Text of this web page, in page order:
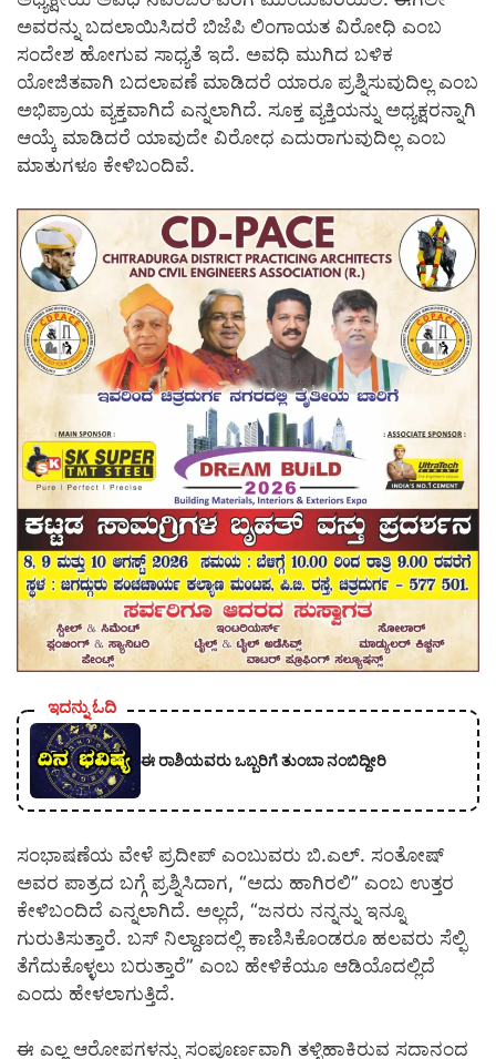
ಅವರನ್ನು ಬದಲಾಯಿಸಿದರೆ ಬಿಜೆಪಿ ಲಿಂಗಾಯತ ವಿರೋಧಿ ಎಂಬ
ಸಂದೇಶ ಹೋಗುವ ಸಾಧ್ಯತೆ ಇದೆ. ಅವಧಿ ಮುಗಿದ ಬಳಿಕ
ಯೋಜಿತವಾಗಿ ಬದಲಾವಣೆ ಮಾಡಿದರೆ ಯಾರೂ ಪ್ರಶ್ನಿಸುವುದಿಲ್ಲ ಎಂಬ
ಅಭಿಪ್ರಾಯ ವ್ಯಕ್ತವಾಗಿದೆ ಎನ್ನಲಾಗಿದೆ. ಸೂಕ್ತ ವ್ಯಕ್ತಿಯನ್ನು ಅಧ್ಯಕ್ಷರನ್ನಾಗಿ
ಆಯ್ಕೆ ಮಾಡಿದರೆ ಯಾವುದೇ ವಿರೋಧ ಎದುರಾಗುವುದಿಲ್ಲ ಎಂಬ
ಮಾತುಗಳೂ ಕೇಳಿಬಂದಿವೆ.
ಇದನ್ನು ಓದಿ
ಈ ರಾಶಿಯವರು ಒಬ್ಬರಿಗೆ ತುಂಬಾ ನಂಬಿದ್ದೀರಿ
ಸಂಭಾಷಣೆಯ ವೇಳೆ ಪ್ರದೀಪ್ ಎಂಬುವರು ಬಿ.ಎಲ್. ಸಂತೋಷ್
ಅವರ ಪಾತ್ರದ ಬಗ್ಗೆ ಪ್ರಶ್ನಿಸಿದಾಗ, “ಅದು ಹಾಗಿರಲಿ” ಎಂಬ ಉತ್ತರ
ಕೇಳಿಬಂದಿದೆ ಎನ್ನಲಾಗಿದೆ. ಅಲ್ಲದೆ, “ಜನರು ನನ್ನನ್ನು ಇನ್ನೂ
ಗುರುತಿಸುತ್ತಾರೆ. ಬಸ್ ನಿಲ್ದಾಣದಲ್ಲಿ ಕಾಣಿಸಿಕೊಂಡರೂ ಹಲವರು ಸೆಲ್ಫಿ
ತೆಗೆದುಕೊಳ್ಳಲು ಬರುತ್ತಾರೆ” ಎಂಬ ಹೇಳಿಕೆಯೂ ಆಡಿಯೊದಲ್ಲಿದೆ
ಎಂದು ಹೇಳಲಾಗುತ್ತಿದೆ.
ಈ ಎಲ್ಲ ಆರೋಪಗಳನ್ನು ಸಂಪೂರ್ಣವಾಗಿ ತಳ್ಳಿಹಾಕಿರುವ ಸದಾನಂದ